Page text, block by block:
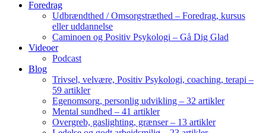
Foredrag
Udbrændthed / Omsorgstræthed – Foredrag, kursus
eller uddannelse
Caminoen og Positiv Psykologi – Gå Dig Glad
Videoer
Podcast
Blog
Trivsel, velvære, Positiv Psykologi, coaching, terapi –
59 artikler
Egenomsorg, personlig udvikling – 32 artikler
Mental sundhed – 41 artikler
Overgreb, gaslighting, grænser – 13 artikler